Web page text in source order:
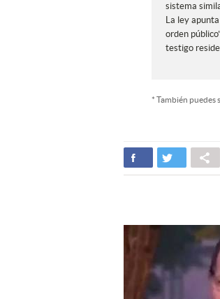
sistema
La ley
orden
testigo
* También puedes